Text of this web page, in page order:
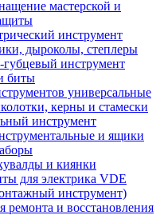
мастерской и
инструмент
дыроколы, степлеры
инструмент
биты
универсальные
керны и стамески
инструмент
и ящики
и киянки
для электрика VDE
инструмент)
ремонта и восстановления